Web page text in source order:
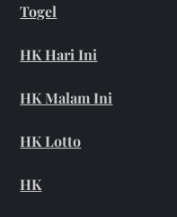
Togel
HK Hari Ini
HK Malam Ini
HK Lotto
HK